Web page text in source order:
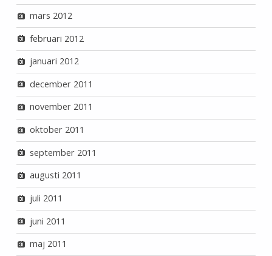
mars 2012
februari 2012
januari 2012
december 2011
november 2011
oktober 2011
september 2011
augusti 2011
juli 2011
juni 2011
maj 2011